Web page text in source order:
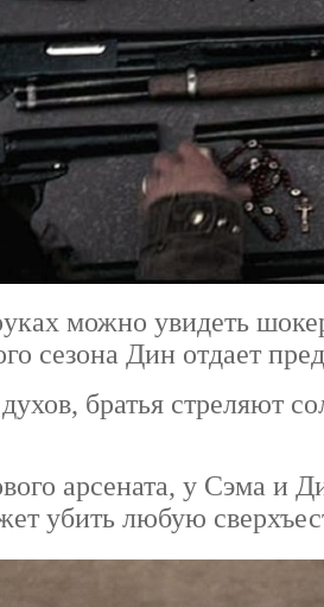
можно увидеть
сезона Дин отдает
братья стреляют
арсената, у Сэма и
убить любую